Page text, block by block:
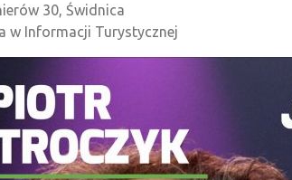
30, Świdnica
w Informacji Turystycznej